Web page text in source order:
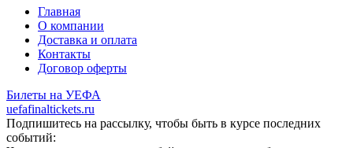
Главная
О компании
Доставка и оплата
Контакты
Договор оферты
Билеты на УЕФА
uefafinaltickets.ru
Подпишитесь на рассылку, чтобы быть в курсе последних
событий: